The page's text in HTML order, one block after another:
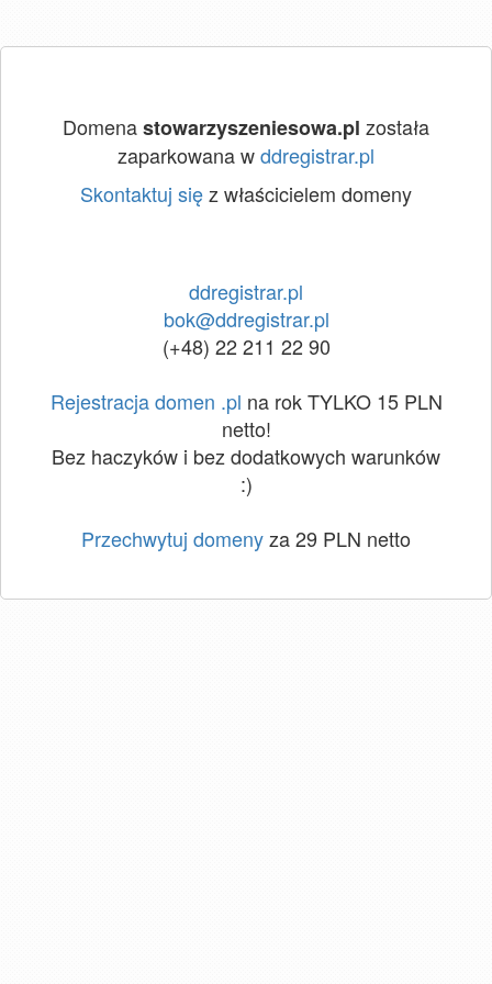
Domenastowarzyszeniesowa.pl została
zaparkowana wddregistrar.pl
Skontaktuj sięz właścicielem domeny
ddregistrar.pl
bok@ddregistrar.pl
(+48) 22 211 22 90
Rejestracja domen .pl na rok TYLKO 15 PLN
netto!
Bez haczyków i bez dodatkowych warunków
:)
Przechwytuj domenyza 29 PLN netto